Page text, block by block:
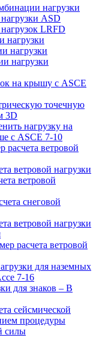
нагрузки
ASD
LRFD
нагрузки
нагрузки
нагрузки
на крышу с ASCE
точечную
3D
нагрузку на
с ASCE 7-10
ветровой
ветровой нагрузки
ветровой
снеговой
ветровой нагрузки
расчета ветровой
для наземных
7-16
для знаков – В
сейсмической
процедуры
силы